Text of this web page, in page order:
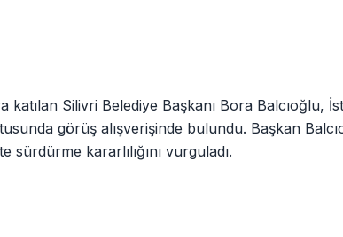
katılan Silivri Belediye Başkanı Bora Balcıoğlu,
görüş alışverişinde bulundu. Başkan
kararlılığını vurguladı.